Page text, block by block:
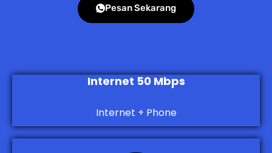
Pesan Sekarang
Internet 50 Mbps
Internet + Phone